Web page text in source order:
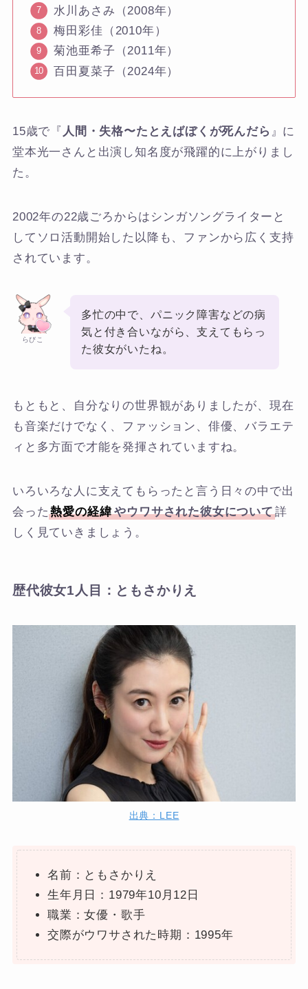
水川あさみ（2008年）
梅田彩佳（2010年）
菊池亜希子（2011年）
百田夏菜子（2024年）
15歳で『 人間・失格〜たとえばぼくが死んだら 』に
堂本光一さんと出演し知名度が飛躍的に上がりまし
た。
2002年の22歳ごろからはシンガソングライターと
してソロ活動開始した以降も、ファンから広く支持
されています。
らびこ
多忙の中で、パニック障害などの病
気と付き合いながら、支えてもらっ
た彼女がいたね。
もともと、自分なりの世界観がありましたが、現在
も音楽だけでなく、ファッション、俳優、バラエテ
ィと多方面で才能を発揮されていますね。
いろいろな人に支えてもらったと言う日々の中で出
会った熱愛の経緯 やウワサされた彼女について詳
しく見ていきましょう。
歴代彼女1人目：ともさかりえ
出典：LEE
名前：ともさかりえ
生年月日：1979年10月12日
職業：女優・歌手
交際がウワサされた時期：1995年